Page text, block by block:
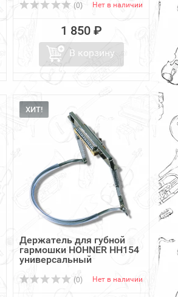
(0) Нет в наличии
1 850 ₽
В корзину
ХИТ!
Держатель для губной
гармошки HOHNER HH154
универсальный
(0) Нет в наличии